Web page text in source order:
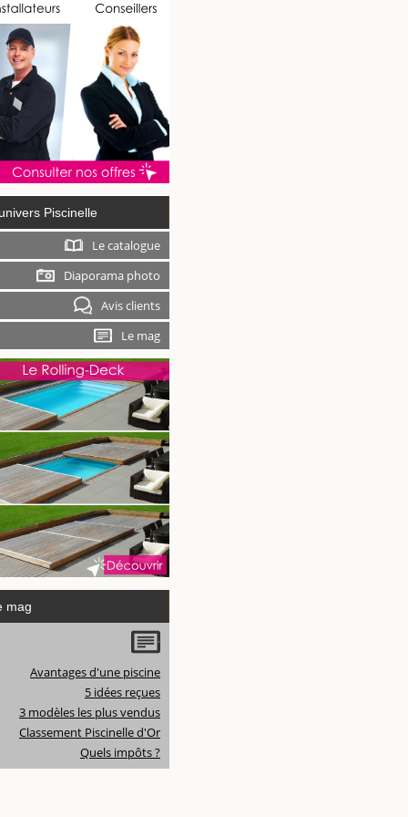
Piscinelle
Le catalogue
Diaporama photo
Avis clients
Le mag
mag
Avantages d'une piscine
5 idées reçues
3 modèles les plus vendus
Classement Piscinelle d'Or
Quels impôts ?